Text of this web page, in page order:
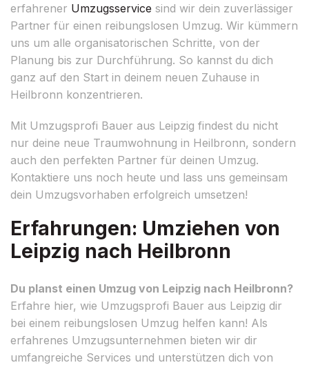
erfahrener Umzugsservice sind wir dein zuverlässiger
Partner für einen reibungslosen Umzug. Wir kümmern
uns um alle organisatorischen Schritte, von der
Planung bis zur Durchführung. So kannst du dich
ganz auf den Start in deinem neuen Zuhause in
Heilbronn konzentrieren.
Mit Umzugsprofi Bauer aus Leipzig findest du nicht
nur deine neue Traumwohnung in Heilbronn, sondern
auch den perfekten Partner für deinen Umzug.
Kontaktiere uns noch heute und lass uns gemeinsam
dein Umzugsvorhaben erfolgreich umsetzen!
Erfahrungen: Umziehen von
Leipzig nach Heilbronn
Du planst einen Umzug von Leipzig nach Heilbronn?
Erfahre hier, wie Umzugsprofi Bauer aus Leipzig dir
bei einem reibungslosen Umzug helfen kann! Als
erfahrenes Umzugsunternehmen bieten wir dir
umfangreiche Services und unterstützen dich von